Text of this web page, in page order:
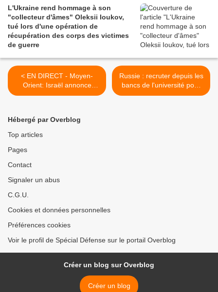
L'Ukraine rend hommage à son
"collecteur d'âmes" Oleksii Ioukov,
tué lors d'une opération de
récupération des corps des victimes
de guerre
< EN DIRECT - Moyen-
Orient: Israël annonce
"étendre à d'autres zones"
Russie : recruter depuis les
bancs de l'université pour
aller sur le front ukrainien.
Hébergé par Overblog
Top articles
Pages
Contact
Signaler un abus
C.G.U.
Cookies et données personnelles
Préférences cookies
Voir le profil de Spécial Défense sur le portail Overblog
Créer un blog sur Overblog
Créer un blog